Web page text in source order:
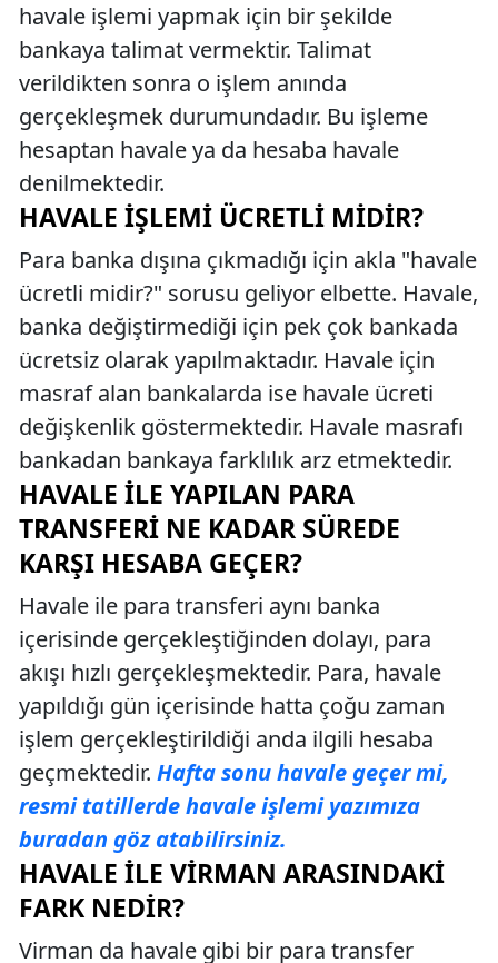
havale işlemi yapmak için bir şekilde
bankaya talimat vermektir. Talimat
verildikten sonra o işlem anında
gerçekleşmek durumundadır. Bu işleme
hesaptan havale ya da hesaba havale
denilmektedir.
HAVALE İŞLEMI ÜCRETLI MIDIR?
Para banka dışına çıkmadığı için akla "havale
ücretli midir?" sorusu geliyor elbette. Havale,
banka değiştirmediği için pek çok bankada
ücretsiz olarak yapılmaktadır. Havale için
masraf alan bankalarda ise havale ücreti
değişkenlik göstermektedir. Havale masrafı
bankadan bankaya farklılık arz etmektedir.
HAVALE İLE YAPILAN PARA
TRANSFERI NE KADAR SÜREDE
KARŞI HESABA GEÇER?
Havale ile para transferi aynı banka
içerisinde gerçekleştiğinden dolayı, para
akışı hızlı gerçekleşmektedir. Para, havale
yapıldığı gün içerisinde hatta çoğu zaman
işlem gerçekleştirildiği anda ilgili hesaba
geçmektedir. Hafta sonu havale geçer mi,
resmi tatillerde havale işlemi yazımıza
buradan göz atabilirsiniz.
HAVALE ILE VIRMAN ARASINDAKI
FARK NEDIR?
Virman da havale gibi bir para transfer